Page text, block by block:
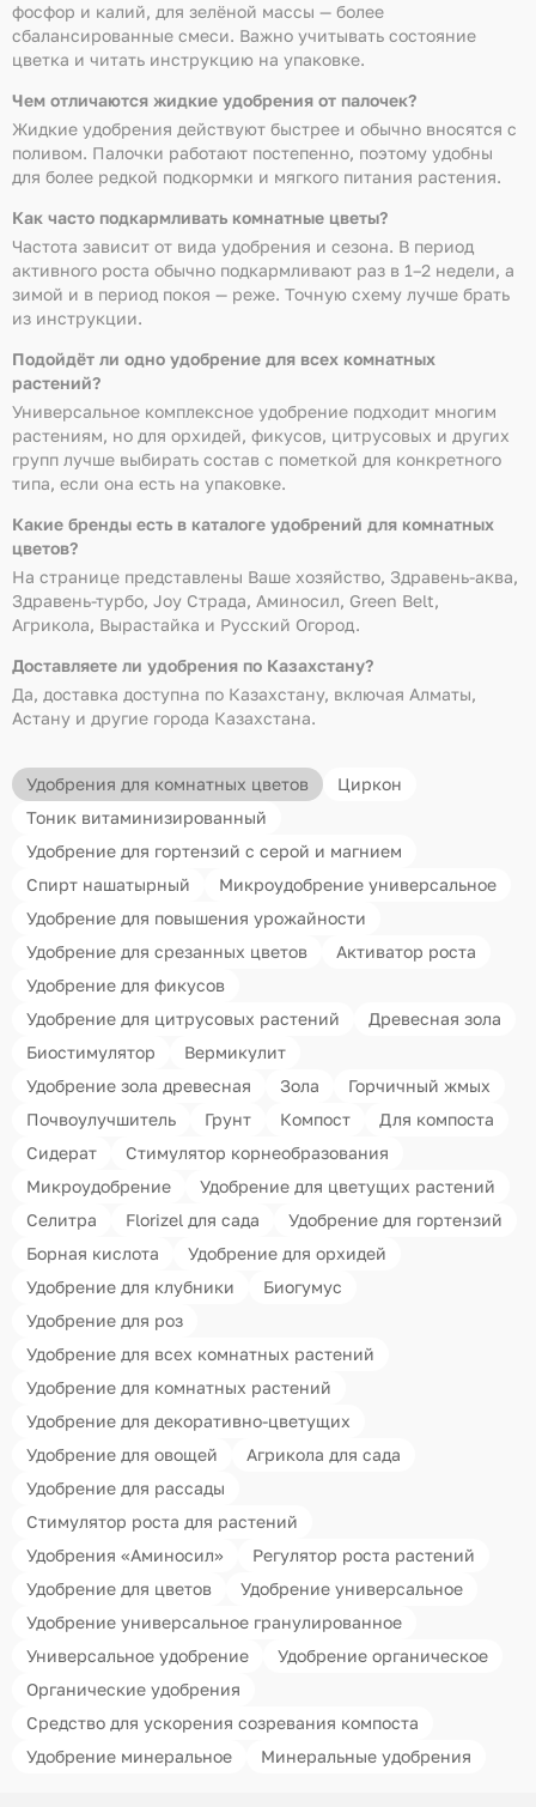
фосфор и калий, для зелёной массы — более
сбалансированные смеси. Важно учитывать состояние
цветка и читать инструкцию на упаковке.
Чем отличаются жидкие удобрения от палочек?
Жидкие удобрения действуют быстрее и обычно вносятся с
поливом. Палочки работают постепенно, поэтому удобны
для более редкой подкормки и мягкого питания растения.
Как часто подкармливать комнатные цветы?
Частота зависит от вида удобрения и сезона. В период
активного роста обычно подкармливают раз в 1–2 недели, а
зимой и в период покоя — реже. Точную схему лучше брать
из инструкции.
Подойдёт ли одно удобрение для всех комнатных
растений?
Универсальное комплексное удобрение подходит многим
растениям, но для орхидей, фикусов, цитрусовых и других
групп лучше выбирать состав с пометкой для конкретного
типа, если она есть на упаковке.
Какие бренды есть в каталоге удобрений для комнатных
цветов?
На странице представлены Ваше хозяйство, Здравень-аква,
Здравень-турбо, Joy Страда, Аминосил, Green Belt,
Агрикола, Вырастайка и Русский Огород.
Доставляете ли удобрения по Казахстану?
Да, доставка доступна по Казахстану, включая Алматы,
Астану и другие города Казахстана.
Удобрения для комнатных цветов
Циркон
Тоник витаминизированный
Удобрение для гортензий с серой и магнием
Спирт нашатырный
Микроудобрение универсальное
Удобрение для повышения урожайности
Удобрение для срезанных цветов
Активатор роста
Удобрение для фикусов
Удобрение для цитрусовых растений
Древесная зола
Биостимулятор
Вермикулит
Удобрение зола древесная
Зола
Горчичный жмых
Почвоулучшитель
Грунт Компост
Для компоста
Сидерат
Стимулятор корнеобразования
Микроудобрение
Удобрение для цветущих растений
Селитра
Florizel для сада
Удобрение для гортензий
Борная кислота
Удобрение для орхидей
Удобрение для клубники
Биогумус
Удобрение для роз
Удобрение для всех комнатных растений
Удобрение для комнатных растений
Удобрение для декоративно-цветущих
Удобрение для овощей
Агрикола для сада
Удобрение для рассады
Стимулятор роста для растений
Удобрения «Аминосил»
Регулятор роста растений
Удобрение для цветов
Удобрение универсальное
Удобрение универсальное гранулированное
Универсальное удобрение
Удобрение органическое
Органические удобрения
Средство для ускорения созревания компоста
Удобрение минеральное
Минеральные удобрения